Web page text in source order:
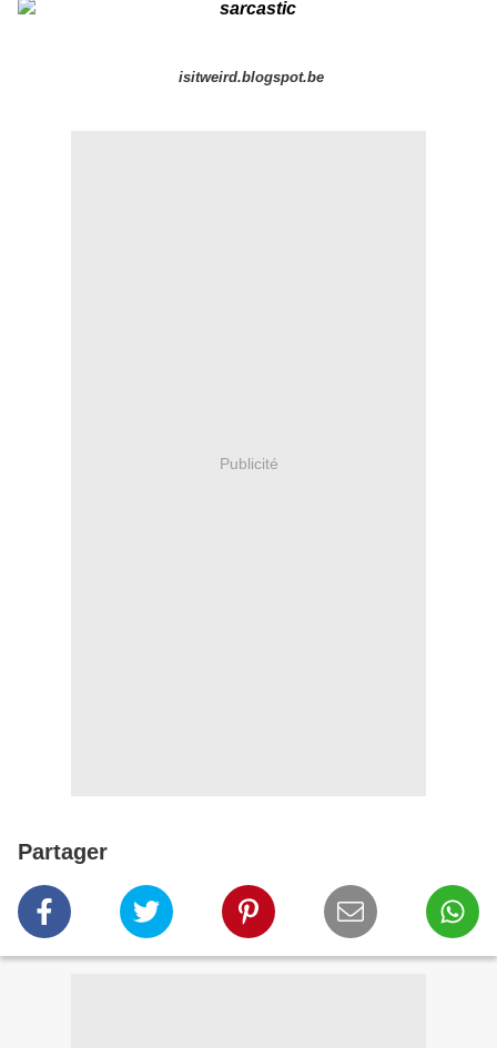
isitweird.blogspot.be
Publicité
Partager